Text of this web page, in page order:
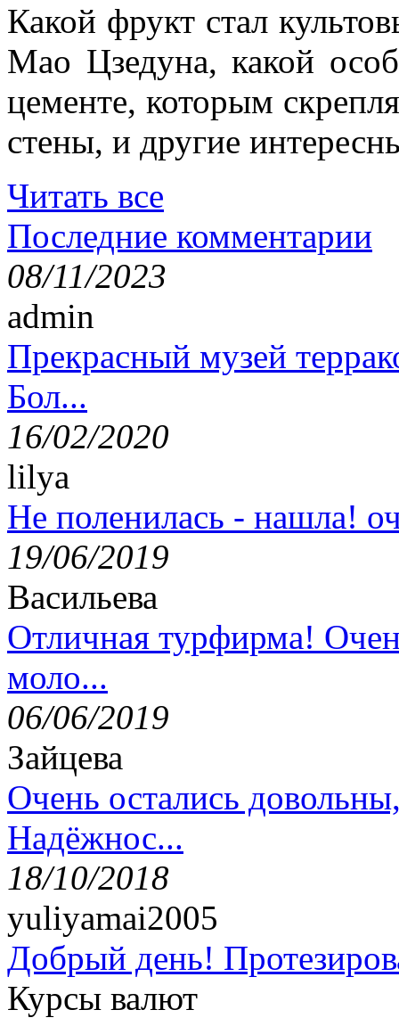
Какой фрукт стал
Мао Цзедуна, какой
цементе, которым
стены, и другие
Читать все
Последние комментарии
08/11/2023
admin
Прекрасный музей
Бол...
16/02/2020
lilya
Не поленилась - нашла!
19/06/2019
Васильева
Отличная турфирма!
моло...
06/06/2019
Зайцева
Очень остались
Надёжнос...
18/10/2018
yuliyamai2005
Добрый день!
Курсы валют